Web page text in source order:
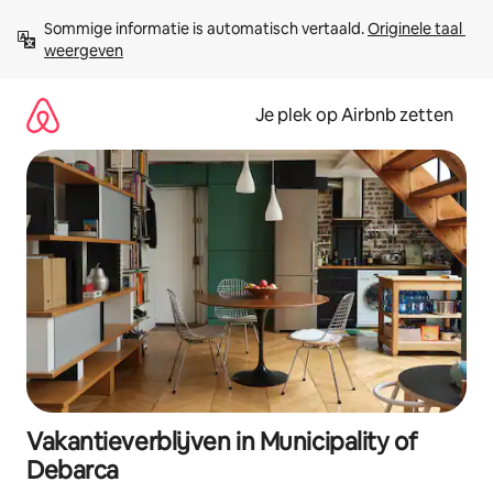
direct
naar
Sommige informatie is automatisch vertaald. Originele taal
weergeven
Je plek op Airbnb zetten
Vakantieverblijven in Municipality of
Debarca